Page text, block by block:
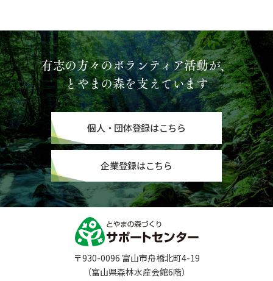
有志の方々のボランティア活動が、
とやまの森を支えています
個人・団体登録はこちら
企業登録はこちら
〒930-0096 富山市舟橋北町4-19
（富山県森林水産会館6階）